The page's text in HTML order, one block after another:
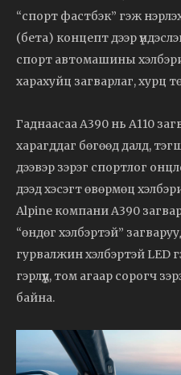
“спорт фастбэк” гэж
(бета) концепт дээр
спорт автомашины
харахуйц загварлаг, хурц
Гаднаасаа A390 нь A110
харагддаг бөгөөд далд,
дээвэр зэрэг спортлог
дээд хэсэгт өвөрмөц
Alpine компани A390
“өндөг хэлбэртэй”
гурвалжин хэлбэртэй LED
гэрлүүд, том агаар сорогч
байна.